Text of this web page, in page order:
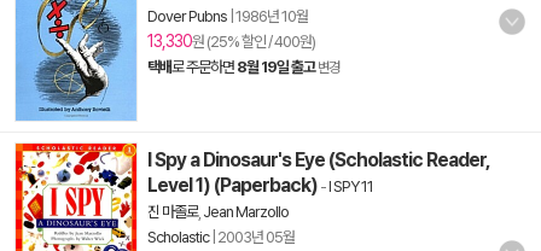
Dover Pubns 1986년 10월
13,330원 (25% 할인 / 400원)
택배로 주문하면 8월 19일 출고 변경
I Spy a Dinosaur's Eye (Scholastic Reader,
Level 1) (Paperback) -I SPY 11
진 마졸로, Jean Marzollo
Scholastic| 2003년 05월